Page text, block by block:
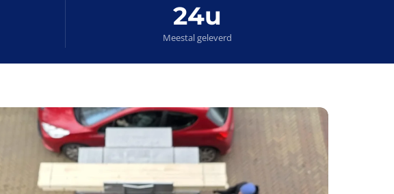
24u
Meestal geleverd